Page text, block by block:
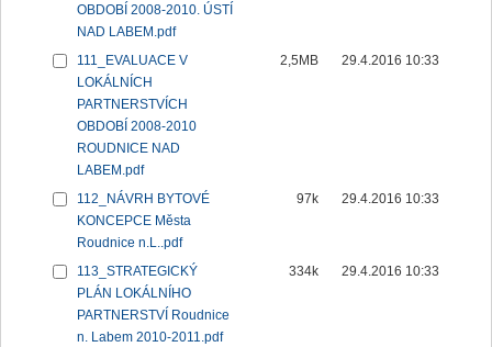
OBDOBÍ 2008-2010. ÚSTÍ
NAD LABEM.pdf
111_EVALUACE V
LOKÁLNÍCH
PARTNERSTVÍCH
OBDOBÍ 2008-2010
ROUDNICE NAD
LABEM.pdf
2,5MB 29.4.2016 10:33
112_NÁVRH BYTOVÉ
KONCEPCE Města
Roudnice n.L..pdf
97k 29.4.2016 10:33
113_STRATEGICKÝ
PLÁN LOKÁLNÍHO
PARTNERSTVÍ Roudnice
n. Labem 2010-2011.pdf
334k 29.4.2016 10:33